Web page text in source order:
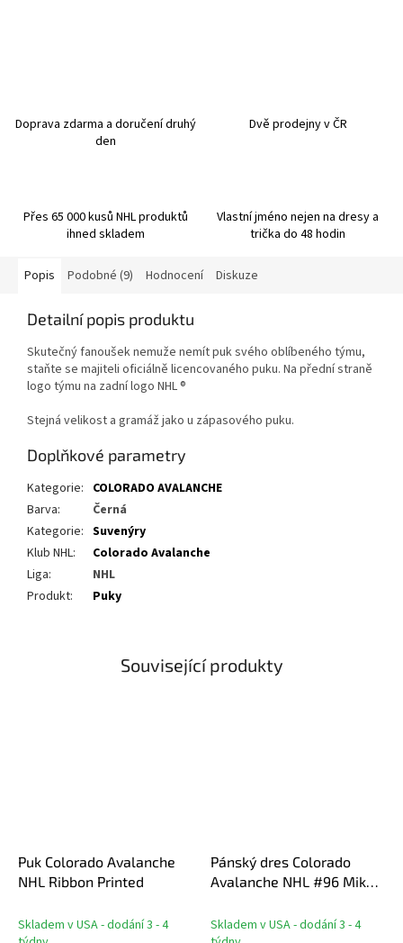
Doprava zdarma a doručení druhý
den
Dvě prodejny v ČR
Přes 65 000 kusů NHL produktů
ihned skladem
Vlastní jméno nejen na dresy a
trička do 48 hodin
Související produkty
Puk Colorado Avalanche
NHL Ribbon Printed
Skladem v USA - dodání 3 - 4
Pánský dres Colorado
Avalanche NHL #96 Mikko
Alternate Jersey
Skladem v USA - dodání 3 - 4
Popis Podobné (9) Hodnocení Diskuze
Detailní popis produktu
Skutečný fanoušek nemuže nemít puk svého oblíbeného týmu,
staňte se majiteli oficiálně licencovaného puku. Na přední straně
logo týmu na zadní logo NHL ®
Stejná velikost a gramáž jako u zápasového puku.
Doplňkové parametry
Kategorie: COLORADO AVALANCHE
Barva:
Černá
Kategorie: Suvenýry
Klub NHL:
Colorado Avalanche
Liga:
NHL
Produkt: Puky